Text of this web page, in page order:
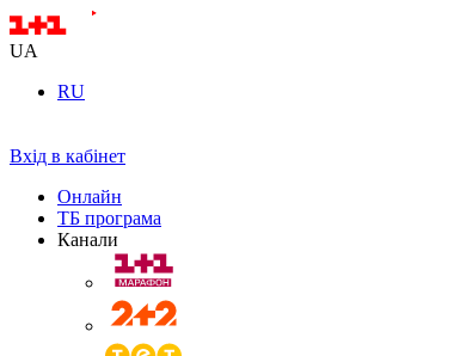
UA
RU
Вхід в кабінет
Онлайн
ТБ програма
Канали